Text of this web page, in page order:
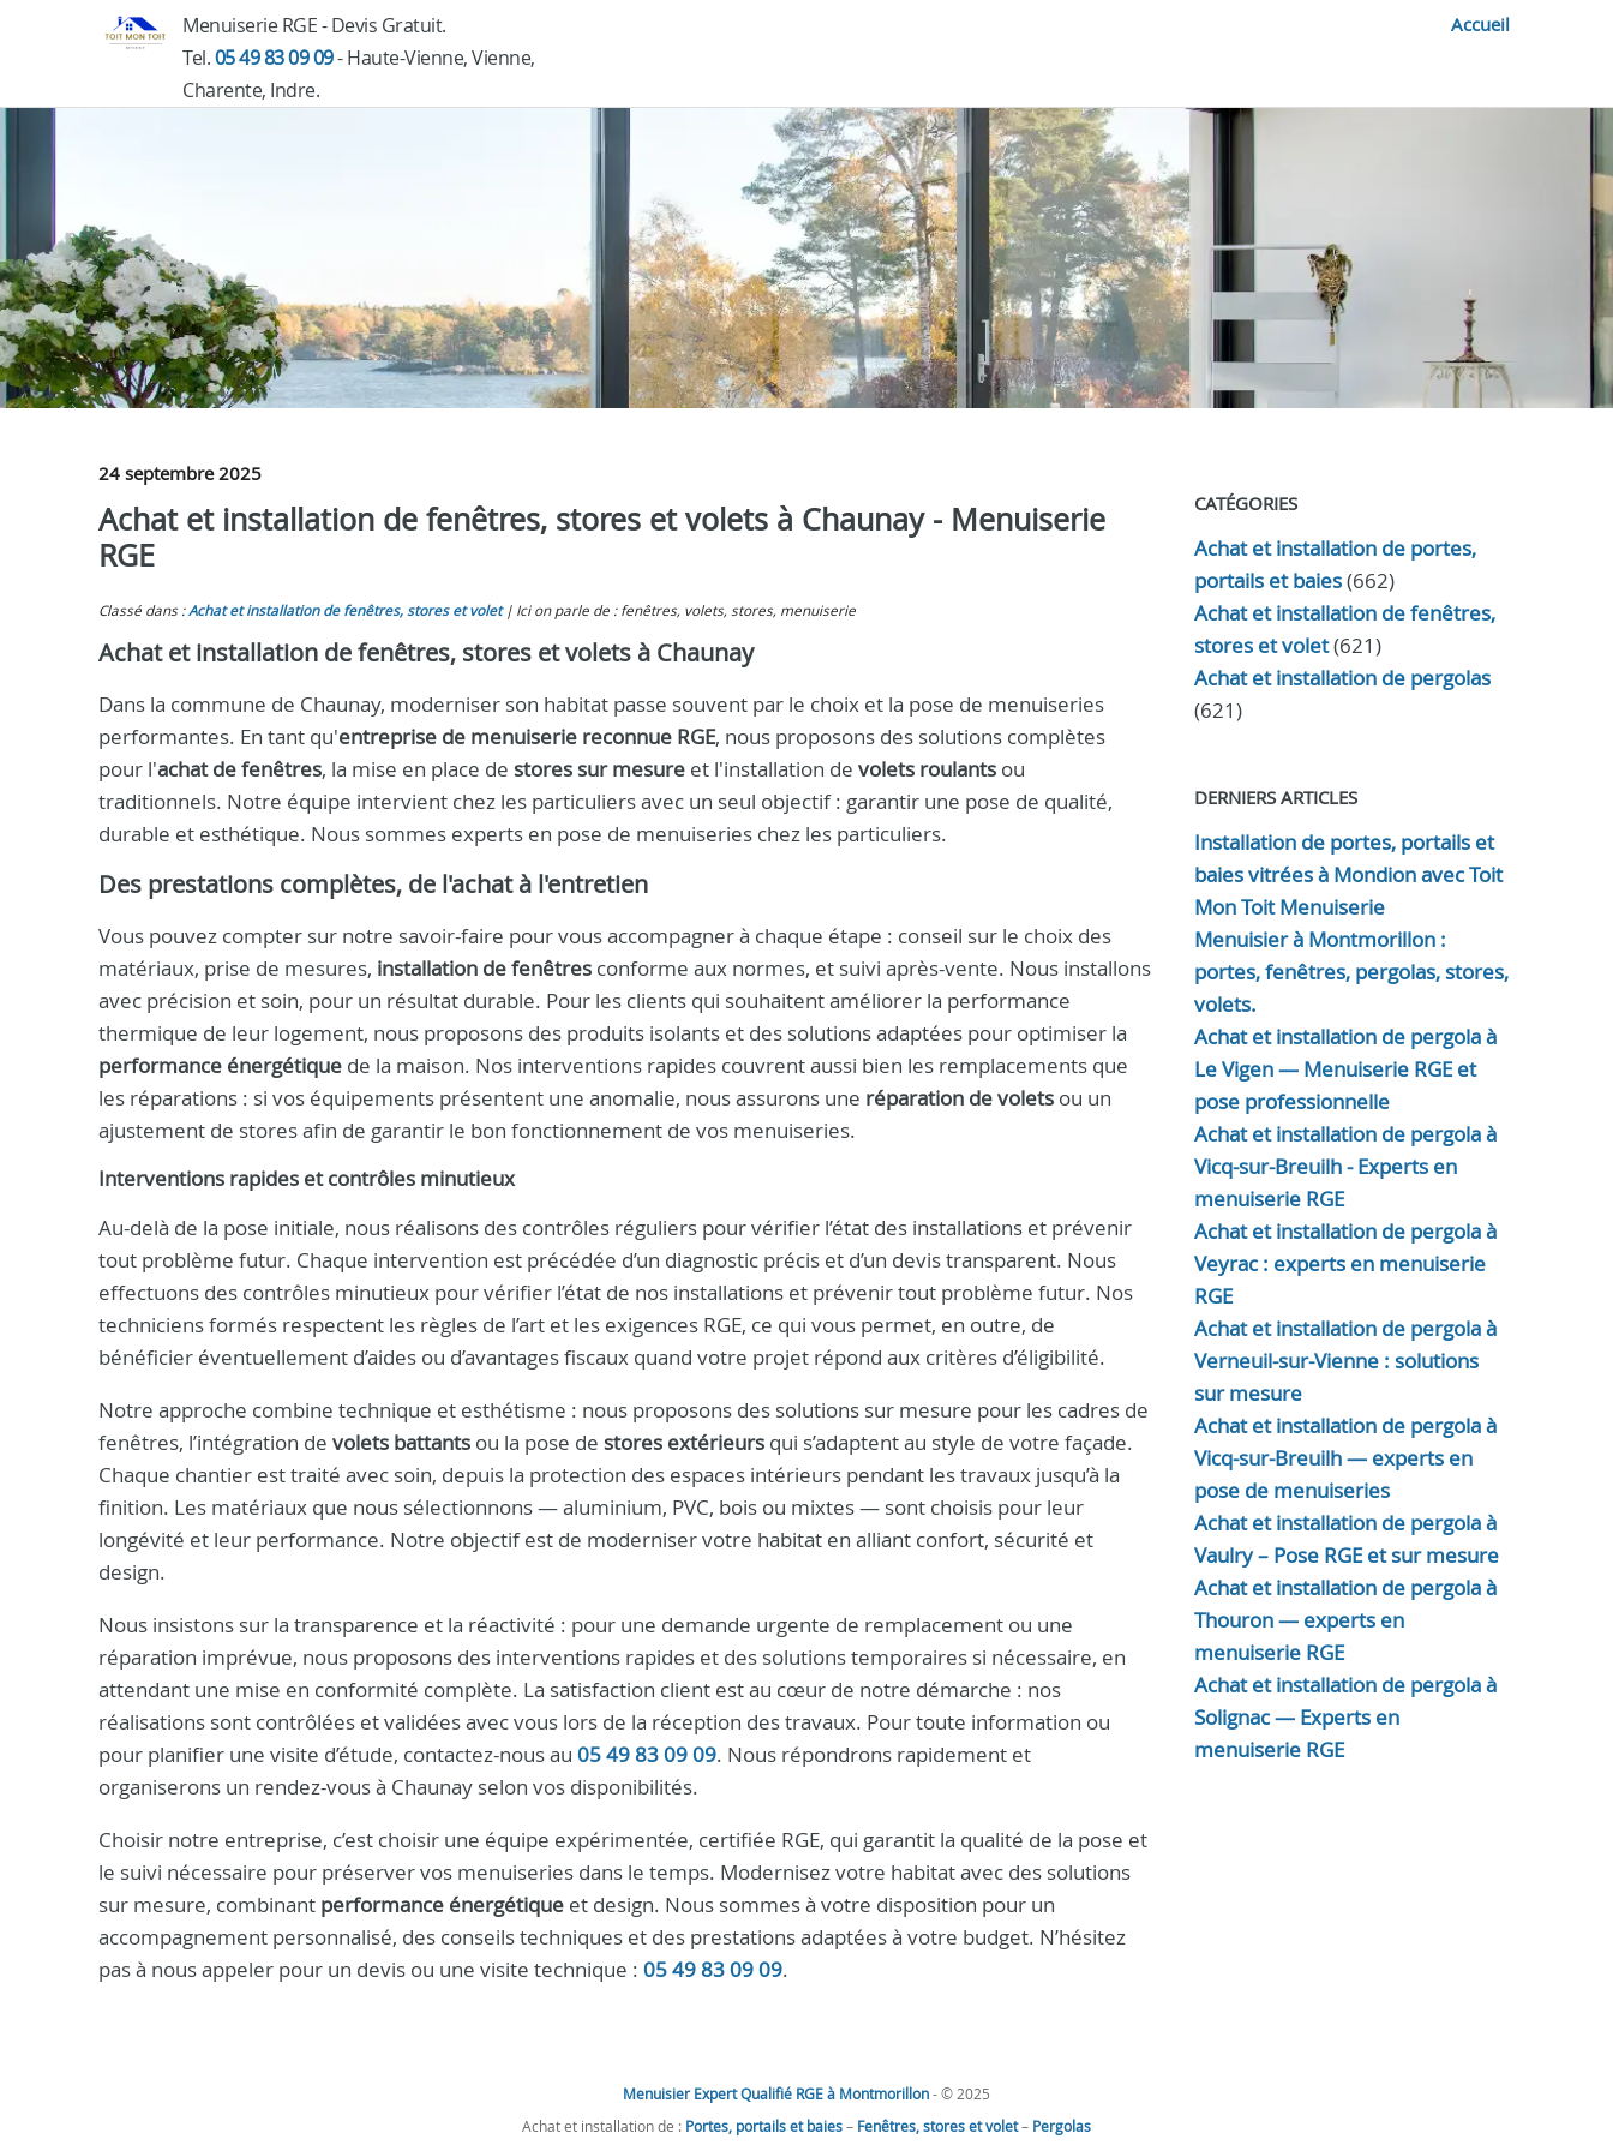
Menuiserie RGE - Devis Gratuit.
Tel.05 49 83 09 09- Haute-Vienne, Vienne,
Charente, Indre.
Accueil
24 septembre 2025
Achat et installation de fenêtres, stores et volets à Chaunay - Menuiserie
RGE
Classé dans :Achat et installation de fenêtres, stores et volet Ici on parle de : fenêtres, volets, stores, menuiserie
Achat et installation de fenêtres, stores et volets à Chaunay
Dans la commune de Chaunay, moderniser son habitat passe souvent par le choix et la pose de menuiseries
performantes. En tant qu'entreprise de menuiserie reconnue RGE, nous proposons des solutions complètes
pour l'achat de fenêtres, la mise en place de stores sur mesure et l'installation de volets roulants ou
traditionnels. Notre équipe intervient chez les particuliers avec un seul objectif : garantir une pose de qualité,
durable et esthétique. Nous sommes experts en pose de menuiseries chez les particuliers.
Des prestations complètes, de l'achat à l'entretien
Vous pouvez compter sur notre savoir-faire pour vous accompagner à chaque étape : conseil sur le choix des
matériaux, prise de mesures, installation de fenêtres conforme aux normes, et suivi après-vente. Nous installons
avec précision et soin, pour un résultat durable. Pour les clients qui souhaitent améliorer la performance
thermique de leur logement, nous proposons des produits isolants et des solutions adaptées pour optimiser la
performance énergétique de la maison. Nos interventions rapides couvrent aussi bien les remplacements que
les réparations : si vos équipements présentent une anomalie, nous assurons une réparation de volets ou un
ajustement de stores afin de garantir le bon fonctionnement de vos menuiseries.
Interventions rapides et contrôles minutieux
Au-delà de la pose initiale, nous réalisons des contrôles réguliers pour vérifier l’état des installations et prévenir
tout problème futur. Chaque intervention est précédée d’un diagnostic précis et d’un devis transparent. Nous
effectuons des contrôles minutieux pour vérifier l’état de nos installations et prévenir tout problème futur. Nos
techniciens formés respectent les règles de l’art et les exigences RGE, ce qui vous permet, en outre, de
bénéficier éventuellement d’aides ou d’avantages fiscaux quand votre projet répond aux critères d’éligibilité.
Notre approche combine technique et esthétisme : nous proposons des solutions sur mesure pour les cadres de
fenêtres, l’intégration de volets battants ou la pose de stores extérieurs qui s’adaptent au style de votre façade.
Chaque chantier est traité avec soin, depuis la protection des espaces intérieurs pendant les travaux jusqu’à la
finition. Les matériaux que nous sélectionnons — aluminium, PVC, bois ou mixtes — sont choisis pour leur
longévité et leur performance. Notre objectif est de moderniser votre habitat en alliant confort, sécurité et
design.
Nous insistons sur la transparence et la réactivité : pour une demande urgente de remplacement ou une
réparation imprévue, nous proposons des interventions rapides et des solutions temporaires si nécessaire, en
attendant une mise en conformité complète. La satisfaction client est au cœur de notre démarche : nos
réalisations sont contrôlées et validées avec vous lors de la réception des travaux. Pour toute information ou
pour planifier une visite d’étude, contactez-nous au 05 49 83 09 09. Nous répondrons rapidement et
organiserons un rendez-vous à Chaunay selon vos disponibilités.
Choisir notre entreprise, c’est choisir une équipe expérimentée, certifiée RGE, qui garantit la qualité de la pose et
le suivi nécessaire pour préserver vos menuiseries dans le temps. Modernisez votre habitat avec des solutions
sur mesure, combinant performance énergétique et design. Nous sommes à votre disposition pour un
accompagnement personnalisé, des conseils techniques et des prestations adaptées à votre budget. N’hésitez
pas à nous appeler pour un devis ou une visite technique : 05 49 83 09 09.
CATÉGORIES
Achat et installation de portes,
portails et baies(662)
Achat et installation de fenêtres,
stores et volet(621)
Achat et installation de pergolas
(621)
DERNIERS ARTICLES
Installation de portes, portails et
baies vitrées à Mondion avec Toit
Mon Toit Menuiserie
Menuisier à Montmorillon :
portes, fenêtres, pergolas, stores,
volets.
Achat et installation de pergola à
Le Vigen — Menuiserie RGE et
pose professionnelle
Achat et installation de pergola à
Vicq-sur-Breuilh - Experts en
menuiserie RGE
Achat et installation de pergola à
Veyrac : experts en menuiserie
RGE
Achat et installation de pergola à
Verneuil-sur-Vienne : solutions
sur mesure
Achat et installation de pergola à
Vicq-sur-Breuilh — experts en
pose de menuiseries
Achat et installation de pergola à
Vaulry – Pose RGE et sur mesure
Achat et installation de pergola à
Thouron — experts en
menuiserie RGE
Achat et installation de pergola à
Solignac — Experts en
menuiserie RGE
Menuisier Expert Qualifié RGE à Montmorillon- © 2025
Achat et installation de : Portes, portails et baies– Fenêtres, stores et volet– Pergolas